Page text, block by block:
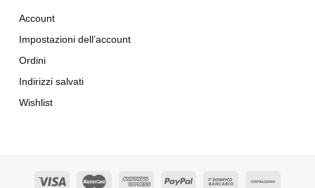
Account
Impostazioni dell’account
Ordini
Indirizzi salvati
Wishlist